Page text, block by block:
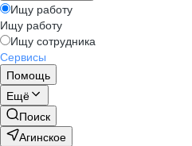
Ищу работу
Ищу работу
Ищу сотрудника
Сервисы
Помощь
Ещё
Поиск
Агинское